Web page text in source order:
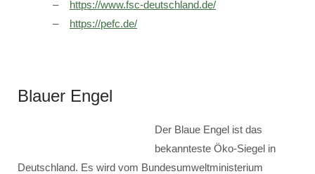
https://www.fsc-deutschland.de/
https://pefc.de/
Blauer Engel
Der Blaue Engel ist das
bekannteste Öko-Siegel in
Deutschland. Es wird vom Bundesumweltministerium